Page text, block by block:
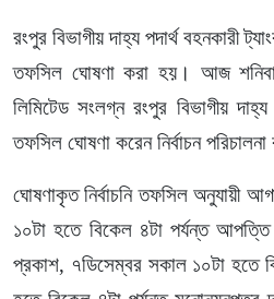
রংপুর বিভাগীয় দাহ্য পদার্থ বহনকারী
তফসিল ঘোষণা করা হয়। আজ
লিমিটেড সংলগ্ন রংপুর বিভাগীয় দাহ্য
তফসিল ঘোষণা করেন নির্বাচন পরিচালনা
ঘোষণাকৃত নির্বাচনি তফসিল অনুযায়ী
১০টা হতে বিকেল ৪টা পর্যন্ত
প্রকাশ, ৭ডিসেম্বর সকাল ১০টা হতে